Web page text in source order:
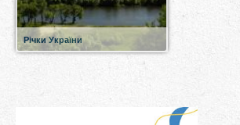
Річки України